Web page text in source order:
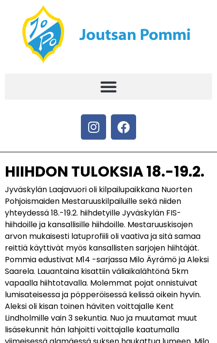
HIIHDON TULOKSIA 18.-19.2.
Jyväskylän Laajavuori oli kilpailupaikkana Nuorten
Pohjoismaiden Mestaruuskilpailuille sekä niiden
yhteydessä 18.-19.2. hiihdetyille Jyväskylän FIS-
hiihdoille ja kansallisille hiihdoille. Mestaruuskisojen
arvon mukaisesti latuprofiili oli vaativa ja sitä samaa
reittiä käyttivät myös kansallisten sarjojen hiihtäjät.
Pommia edustivat M14 -sarjassa Milo Äyrämö ja Aleksi
Saarela. Lauantaina kisattiin väliaikalähtönä 5km
vapaalla hiihtotavalla. Molemmat pojat onnistuivat
lumisateisessa ja pöpperöisessä kelissä oikein hyvin.
Aleksi oli kisan toinen häviten voittajalle Kent
Lindholmille vain 3 sekuntia. Nuo ja muutamat muut
lisäsekunnit hän lahjoitti voittajalle kaatumalla